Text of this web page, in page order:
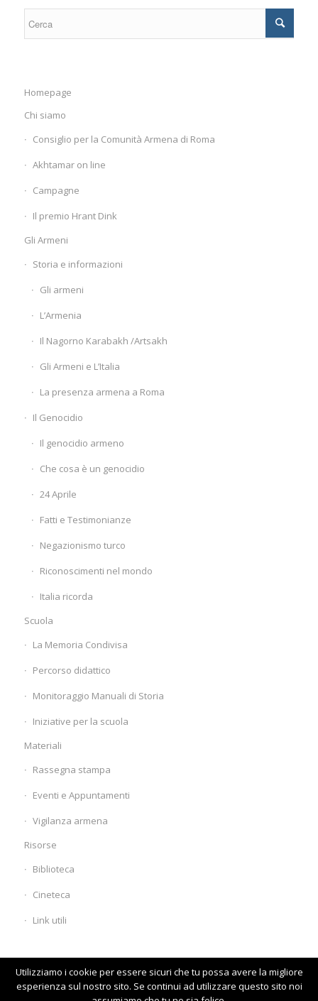
Homepage
Chi siamo
Consiglio per la Comunità Armena di Roma
Akhtamar on line
Campagne
Il premio Hrant Dink
Gli Armeni
Storia e informazioni
Gli armeni
L’Armenia
Il Nagorno Karabakh /Artsakh
Gli Armeni e L’Italia
La presenza armena a Roma
Il Genocidio
Il genocidio armeno
Che cosa è un genocidio
24 Aprile
Fatti e Testimonianze
Negazionismo turco
Riconoscimenti nel mondo
Italia ricorda
Scuola
La Memoria Condivisa
Percorso didattico
Monitoraggio Manuali di Storia
Iniziative per la scuola
Materiali
Rassegna stampa
Eventi e Appuntamenti
Vigilanza armena
Risorse
Biblioteca
Cineteca
Link utili
Utilizziamo i cookie per essere sicuri che tu possa avere la migliore
esperienza sul nostro sito. Se continui ad utilizzare questo sito noi